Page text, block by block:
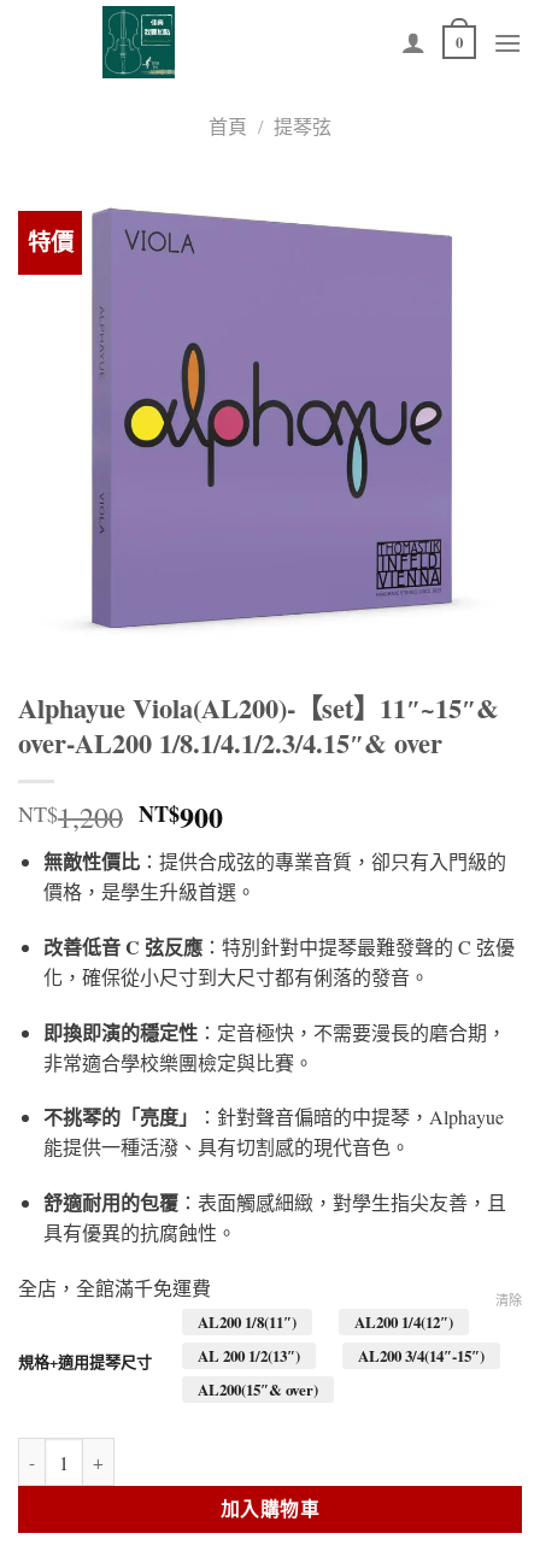
0
首頁 / 提琴弦
特價
Alphayue Viola(AL200)-【set】11″~15″&
over-AL200 1/8.1/4.1/2.3/4.15″& over
NT$1,200 原
始
價
格：
NT$1,200。
NT$900目
前
價
格：
NT$900。
無敵性價比：提供合成弦的專業音質，卻只有入門級的
價格，是學生升級首選。
改善低音 C 弦反應：特別針對中提琴最難發聲的 C 弦優
化，確保從小尺寸到大尺寸都有俐落的發音。
即換即演的穩定性：定音極快，不需要漫長的磨合期，
非常適合學校樂團檢定與比賽。
不挑琴的「亮度」
：針對聲音偏暗的中提琴，Alphayue
能提供一種活潑、具有切割感的現代音色。
舒適耐用的包覆：表面觸感細緻，對學生指尖友善，且
具有優異的抗腐蝕性。
全店，全館滿千免運費
規格+適用提琴尺寸
AL200 1/8(11″)
AL200 1/4(12″)
AL 200 1/2(13″)
AL200 3/4(14″-15″)
AL200(15″& over)
清除
加入購物車